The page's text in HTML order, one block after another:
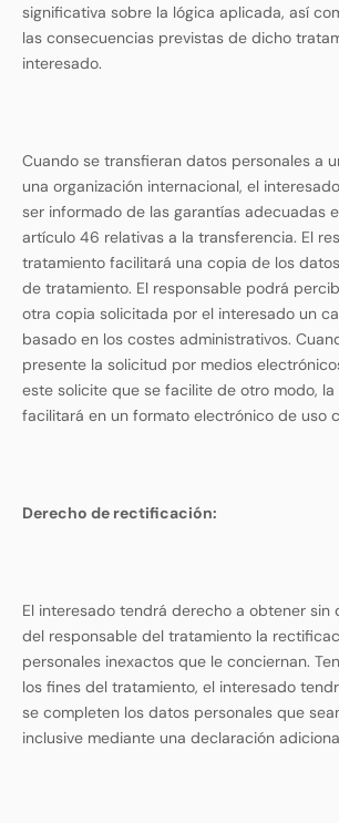
significativa sobre la lógica aplicada, así
las consecuencias previstas de dicho
interesado.
Cuando se transfieran datos personales a
una organización internacional, el
ser informado de las garantías adecuadas
artículo 46 relativas a la transferencia. El
tratamiento facilitará una copia de los
de tratamiento. El responsable podrá
otra copia solicitada por el interesado un
basado en los costes administrativos.
presente la solicitud por medios
este solicite que se facilite de otro modo,
facilitará en un formato electrónico de uso
Derecho de rectificación:
El interesado tendrá derecho a obtener sin
del responsable del tratamiento la
personales inexactos que le conciernan.
los fines del tratamiento, el interesado
se completen los datos personales que
inclusive mediante una declaración